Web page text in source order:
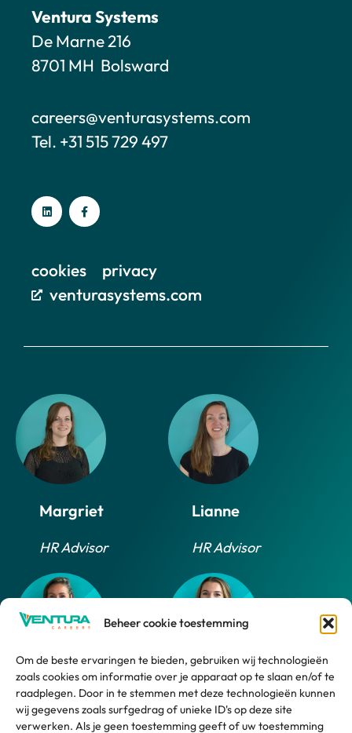
Beheer cookie toestemming
Om de beste ervaringen te bieden, gebruiken wij technologieën
zoals cookies om informatie over je apparaat op te slaan en/of te
raadplegen. Door in te stemmen met deze technologieën kunnen
wij gegevens zoals surfgedrag of unieke ID's op deze site
verwerken. Als je geen toestemming geeft of uw toestemming
Ventura Systems
De Marne 216
8701 MH Bolsward
careers@venturasystems.com
Tel. +31 515 729 497
cookies
privacy
venturasystems.com
Margriet
HR Advisor
Lianne
HR Advisor
Daphne
HR Advisor
Marlijn
HR Support